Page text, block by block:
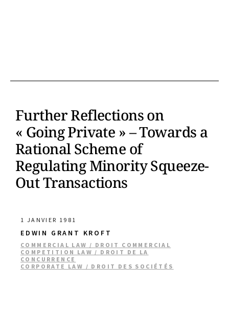
Further Reflections on
« Going Private » – Towards a
Rational Scheme of
Regulating Minority Squeeze-
Out Transactions
1 JANVIER 1981
EDWIN GRANT KROFT
COMMERCIAL LAW / DROIT COMMERCIAL
COMPETITION LAW / DROIT DE LA
CONCURRENCE
CORPORATE LAW / DROIT DES SOCIÉTÉS